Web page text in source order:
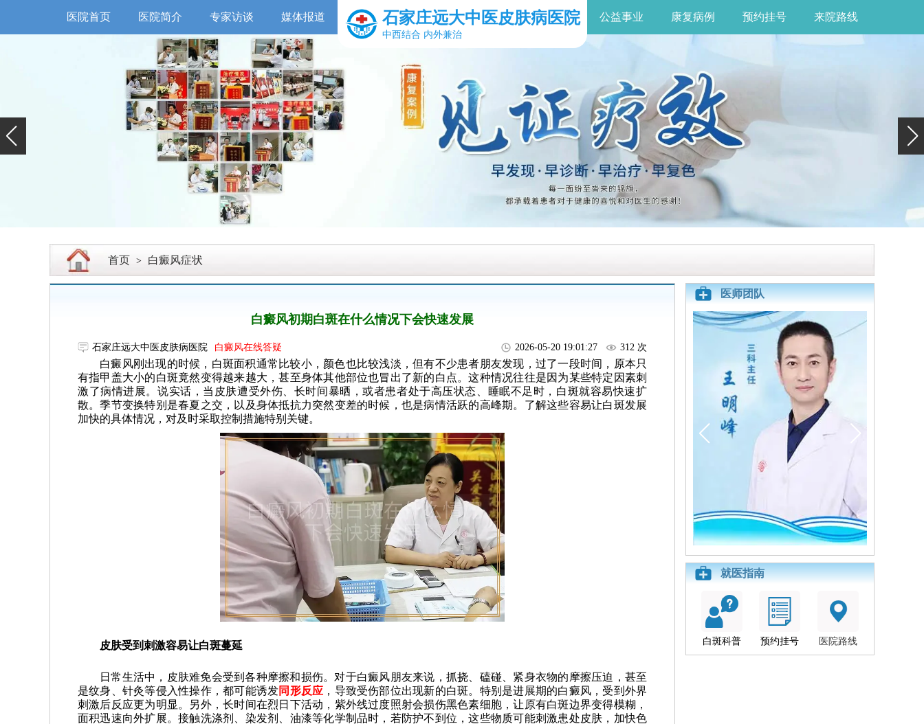
医院首页 医院简介 专家访谈 媒体报道 石家庄远大中医皮肤病医院
中西结合 内外兼治
公益事业 康复病例 预约挂号 来院路线
首页 > 白癜风症状
白癜风初期白斑在什么情况下会快速发展
石家庄远大中医皮肤病医院 白癜风在线答疑 2026-05-20 19:01:27 312 次
白癜风刚出现的时候，白斑面积通常比较小，颜色也比较浅淡，但有不少患者朋友发现，过了一段时间，原本只
有指甲盖大小的白斑竟然变得越来越大，甚至身体其他部位也冒出了新的白点。这种情况往往是因为某些特定因素刺
激了病情进展。说实话，当皮肤遭受外伤、长时间暴晒，或者患者处于高压状态、睡眠不足时，白斑就容易快速扩
散。季节变换特别是春夏之交，以及身体抵抗力突然变差的时候，也是病情活跃的高峰期。了解这些容易让白斑发展
加快的具体情况，对及时采取控制措施特别关键。
皮肤受到刺激容易让白斑蔓延
日常生活中，皮肤难免会受到各种摩擦和损伤。对于白癜风朋友来说，抓挠、磕碰、紧身衣物的摩擦压迫，甚至
是纹身、针灸等侵入性操作，都可能诱发同形反应 ，导致受伤部位出现新的白斑。特别是进展期的白癜风，受到外界
刺激后反应更为明显。另外，长时间在烈日下活动，紫外线过度照射会损伤黑色素细胞，让原有白斑边界变得模糊，
面积迅速向外扩展。接触洗涤剂、染发剂、油漆等化学制品时，若防护不到位，这些物质可能刺激患处皮肤，加快色
医师团队
就医指南
白斑科普 预约挂号 医院路线